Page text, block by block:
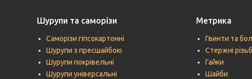
Шурупи та саморізи
Саморізи гіпсокартонні
Шурупи з пресшайбою
Шурупи покрівельні
Шурупи універсальні
Метрика
Гвинти та
Стержні
Гайки
Шайби